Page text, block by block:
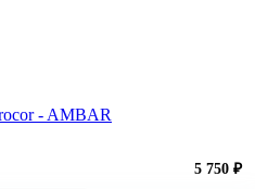
- AMBAR
5 750 ₽